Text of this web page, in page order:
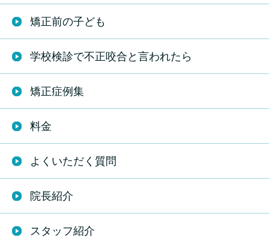
矯正前の子ども
学校検診で不正咬合と言われたら
矯正症例集
料金
よくいただく質問
院長紹介
スタッフ紹介